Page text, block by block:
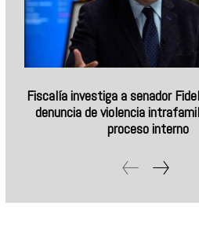
Fiscalía investiga a senador
denuncia de violencia
proceso interno